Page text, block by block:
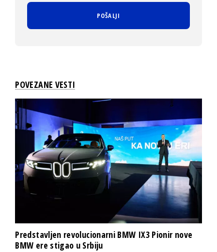
POVEZANE VESTI
Predstavljen revolucionarni BMW IX3 Pionir nove
BMW ere stigao u Srbiju